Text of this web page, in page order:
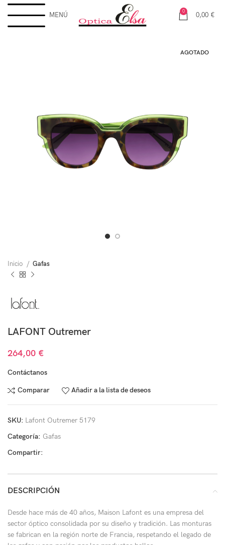
MENÚ 0 0,00 €
AGOTADO
Inicio Gafas
LAFONT Outremer
264,00 €
Contáctanos
Comparar Añadir a la lista de deseos
SKU: Lafont Outremer 5179
Categoría: Gafas
Compartir:
DESCRIPCIÓN
Desde hace más de 40 años, Maison Lafont es una empresa del
sector óptico consolidada por su diseño y tradición. Las monturas
se fabrican en la región norte de Francia, respetando el legado de